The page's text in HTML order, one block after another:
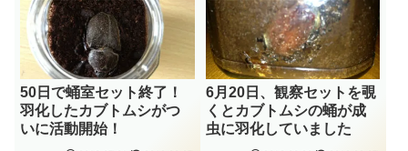
50日で蛹室セット終了！
羽化したカブトムシがつ
いに活動開始！
6月20日、観察セットを覗
くとカブトムシの蛹が成
虫に羽化していました